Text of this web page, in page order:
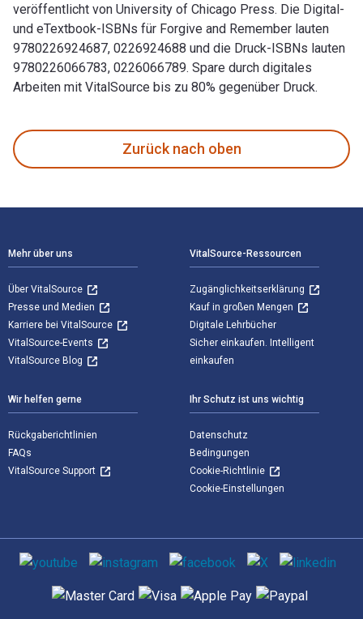
veröffentlicht von University of Chicago Press. Die Digital-
und eTextbook-ISBNs für Forgive and Remember lauten
9780226924687, 0226924688 und die Druck-ISBNs lauten
9780226066783, 0226066789. Spare durch digitales
Arbeiten mit VitalSource bis zu 80% gegenüber Druck.
Zurück nach oben
Mehr über uns
Über VitalSource
Presse und Medien
Karriere bei VitalSource
VitalSource-Events
VitalSource Blog
VitalSource-Ressourcen
Zugänglichkeitserklärung
Kauf in großen Mengen
Digitale Lehrbücher
Sicher einkaufen. Intelligent
einkaufen
Wir helfen gerne
Rückgaberichtlinien
FAQs
VitalSource Support
Ihr Schutz ist uns wichtig
Datenschutz
Bedingungen
Cookie-Richtlinie
Cookie-Einstellungen
Sozialen Medien
Unterstützte Zahlungsmethoden